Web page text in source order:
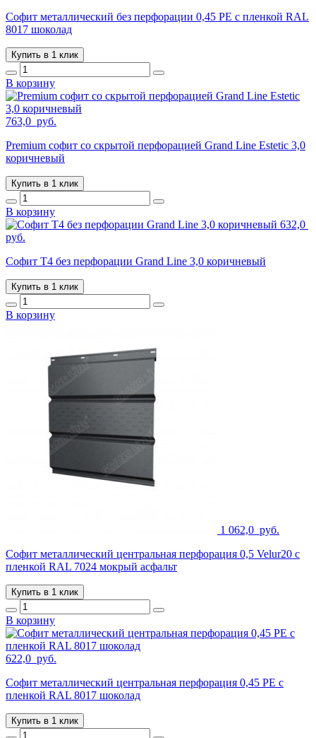
Софит металлический без перфорации 0,45 PE с пленкой RAL
8017 шоколад
Купить в 1 клик
В корзину
763,0 руб.
Premium софит со скрытой перфорацией Grand Line Estetic 3,0
коричневый
Купить в 1 клик
В корзину
632,0
руб.
Софит T4 без перфорации Grand Line 3,0 коричневый
Купить в 1 клик
В корзину
1 062,0 руб.
Софит металлический центральная перфорация 0,5 Velur20 с
пленкой RAL 7024 мокрый асфальт
Купить в 1 клик
В корзину
622,0 руб.
Софит металлический центральная перфорация 0,45 РЕ с
пленкой RAL 8017 шоколад
Купить в 1 клик